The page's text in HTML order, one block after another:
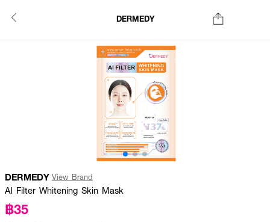
DERMEDY
DERMEDY View Brand
AI Filter Whitening Skin Mask
฿35